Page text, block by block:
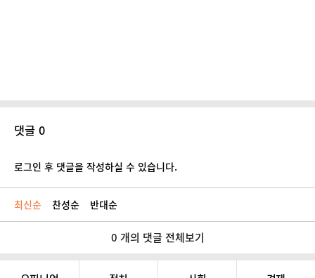
댓글 0
로그인 후 댓글을 작성하실 수 있습니다.
최신순 찬성순 반대순
0 개의 댓글 전체보기